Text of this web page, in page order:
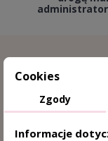
Cookies
Zgody
Informacje